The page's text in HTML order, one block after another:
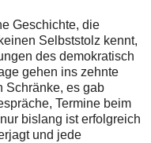
Geschichte, die
Selbststolz kennt,
des demokratisch
gehen ins zehnte
Schränke, es gab
Termine beim
bislang ist erfolgreich
und jede